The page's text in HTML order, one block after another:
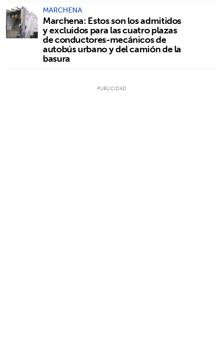
MARCHENA
Marchena: Estos son los admitidos
y excluidos para las cuatro plazas
de conductores-mecánicos de
autobús urbano y del camión de la
basura